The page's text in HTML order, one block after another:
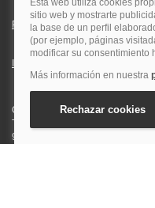
Política de Privacidad
Quehoteles.com - Especialistas
Todos los derechos reservados.
915759999